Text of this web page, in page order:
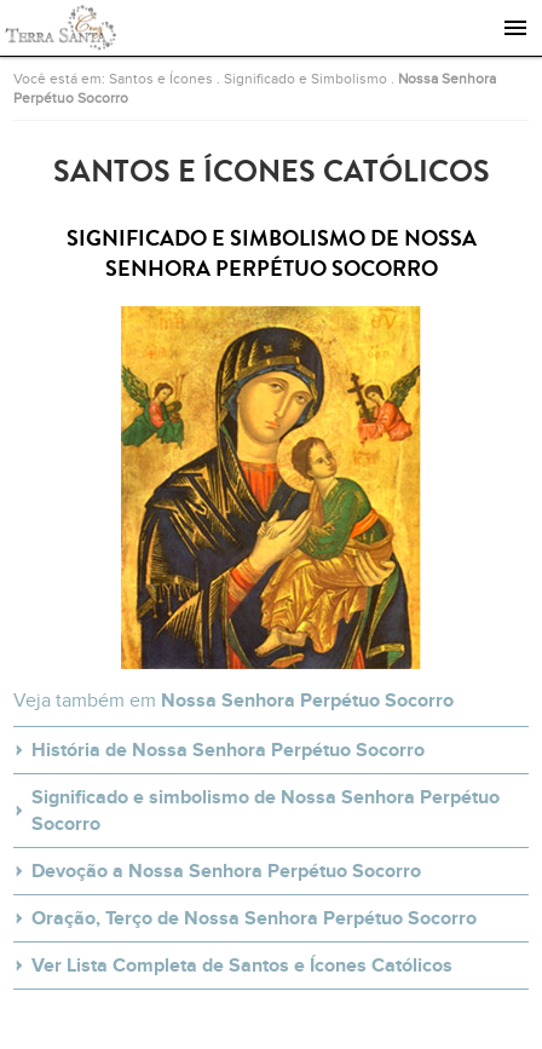
Ir para a página inicial
Você está em:Santos e Ícones .Significado e Simbolismo
Nossa Senhora
Perpétuo Socorro
SANTOS E ÍCONES CATÓLICOS
SIGNIFICADO E SIMBOLISMO DE NOSSA
SENHORA PERPÉTUO SOCORRO
Veja também em Nossa Senhora Perpétuo Socorro
História de Nossa Senhora Perpétuo Socorro
Significado e simbolismo de Nossa Senhora Perpétuo
Socorro
Devoção a Nossa Senhora Perpétuo Socorro
Oração, Terço de Nossa Senhora Perpétuo Socorro
Ver Lista Completa de Santos e Ícones Católicos